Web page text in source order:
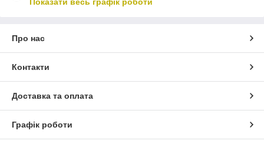
Про нас
Контакти
Доставка та оплата
Графік роботи